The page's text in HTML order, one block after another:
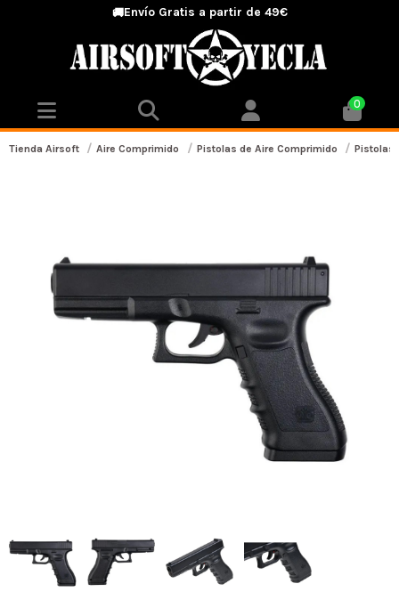
🚚Envío Gratis a partir de 49€
0
Tienda Airsoft Aire Comprimido Pistolas de Aire Comprimido Pistolas